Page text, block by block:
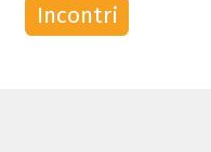
Incontri